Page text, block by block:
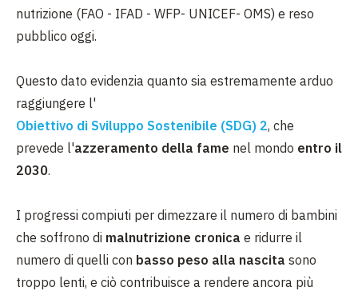
nutrizione (FAO - IFAD - WFP- UNICEF- OMS) e reso
pubblico oggi.
Questo dato evidenzia quanto sia estremamente arduo
raggiungere l'
Obiettivo di Sviluppo Sostenibile (SDG) 2, che
prevede l'azzeramento della fame nel mondo entro il
2030.
I progressi compiuti per dimezzare il numero di bambini
che soffrono di malnutrizione cronica e ridurre il
numero di quelli con basso peso alla nascita sono
troppo lenti, e ciò contribuisce a rendere ancora più